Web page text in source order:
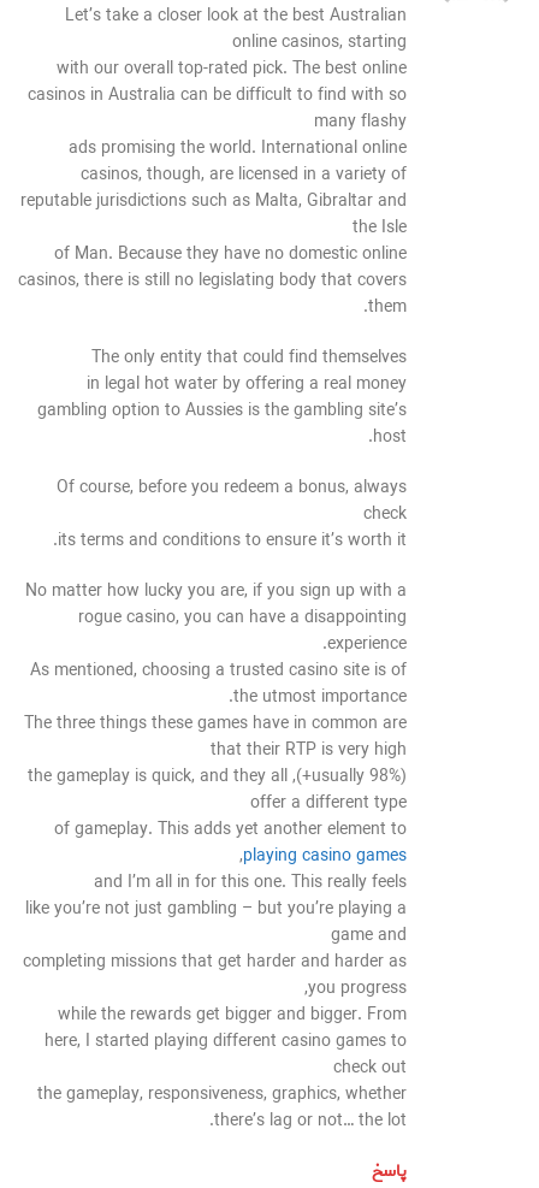
Let’s take a closer look at the best Australian
online casinos, starting
with our overall top-rated pick. The best online
casinos in Australia can be difficult to find with so
many flashy
ads promising the world. International online
casinos, though, are licensed in a variety of
reputable jurisdictions such as Malta, Gibraltar and
the Isle
of Man. Because they have no domestic online
casinos, there is still no legislating body that covers
them.
The only entity that could find themselves
in legal hot water by offering a real money
gambling option to Aussies is the gambling site’s
host.
Of course, before you redeem a bonus, always
check
its terms and conditions to ensure it’s worth it.
No matter how lucky you are, if you sign up with a
rogue casino, you can have a disappointing
experience.
As mentioned, choosing a trusted casino site is of
the utmost importance.
The three things these games have in common are
that their RTP is very high
(usually 98%+), the gameplay is quick, and they all
offer a different type
of gameplay. This adds yet another element to
playing casino games
,
and I’m all in for this one. This really feels
like you’re not just gambling – but you’re playing a
game and
completing missions that get harder and harder as
you progress,
while the rewards get bigger and bigger. From
here, I started playing different casino games to
check out
the gameplay, responsiveness, graphics, whether
there’s lag or not… the lot.
پاسخ